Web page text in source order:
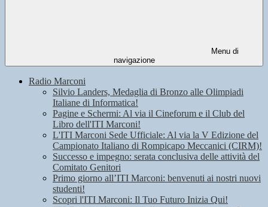
Menu di
navigazione
Radio Marconi
Silvio Landers, Medaglia di Bronzo alle Olimpiadi
Italiane di Informatica!
Pagine e Schermi: Al via il Cineforum e il Club del
Libro dell'ITI Marconi!
L'ITI Marconi Sede Ufficiale: Al via la V Edizione del
Campionato Italiano di Rompicapo Meccanici (CIRM)!
Successo e impegno: serata conclusiva delle attività del
Comitato Genitori
Primo giorno all’ITI Marconi: benvenuti ai nostri nuovi
studenti!
Scopri l'ITI Marconi: Il Tuo Futuro Inizia Qui!